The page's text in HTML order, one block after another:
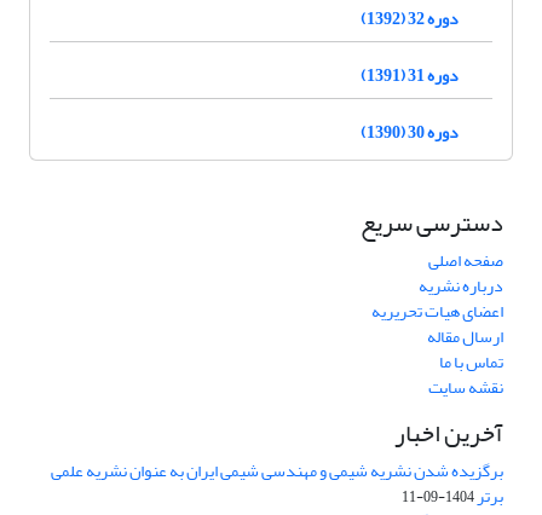
دوره 32 (1392)
دوره 31 (1391)
دوره 30 (1390)
دسترسی سریع
صفحه اصلی
درباره نشریه
اعضای هیات تحریریه
ارسال مقاله
تماس با ما
نقشه سایت
آخرین اخبار
برگزیده شدن نشریه شیمی و مهندسی شیمی ایران به عنوان نشریه علمی
برتر1404-09-11